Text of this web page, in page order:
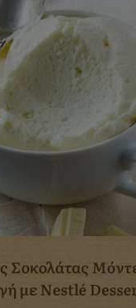
Σοκολάτας
με Nestlé